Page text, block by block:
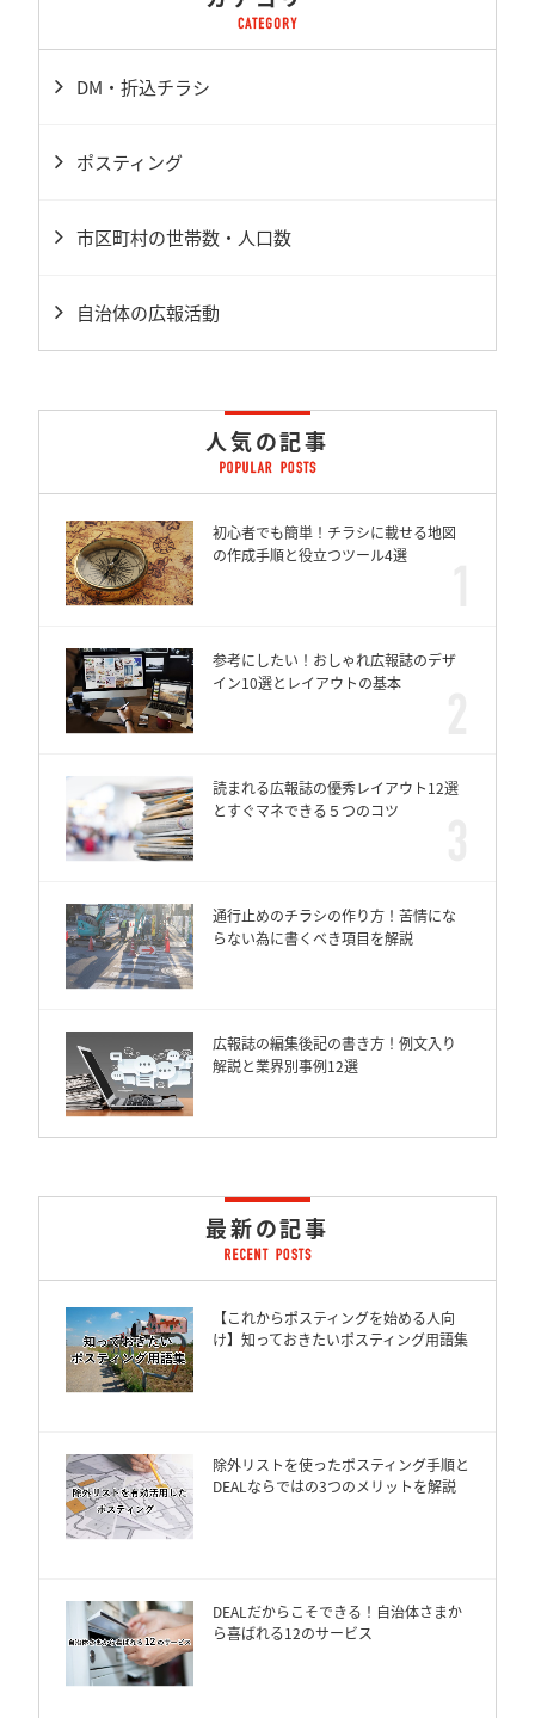
DM・折込チラシ
ポスティング
市区町村の世帯数・人口数
自治体の広報活動
人気の記事
初心者でも簡単！チラシに載せる地図
の作成手順と役立つツール4選
参考にしたい！おしゃれ広報誌のデザ
イン10選とレイアウトの基本
読まれる広報誌の優秀レイアウト12選
とすぐマネできる５つのコツ
通行止めのチラシの作り方！苦情にな
らない為に書くべき項目を解説
広報誌の編集後記の書き方！例文入り
解説と業界別事例12選
最新の記事
【これからポスティングを始める人向
け】知っておきたいポスティング用語集
除外リストを使ったポスティング手順と
DEALならではの3つのメリットを解説
DEALだからこそできる！自治体さまか
ら喜ばれる12のサービス